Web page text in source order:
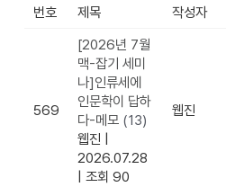
번호 제목 작성자
569
[2026년 7월
맥-잡기 세미
나]인류세에
인문학이 답하
다-메모 (13)
웹진
2026.07.28
조회 90
웹진